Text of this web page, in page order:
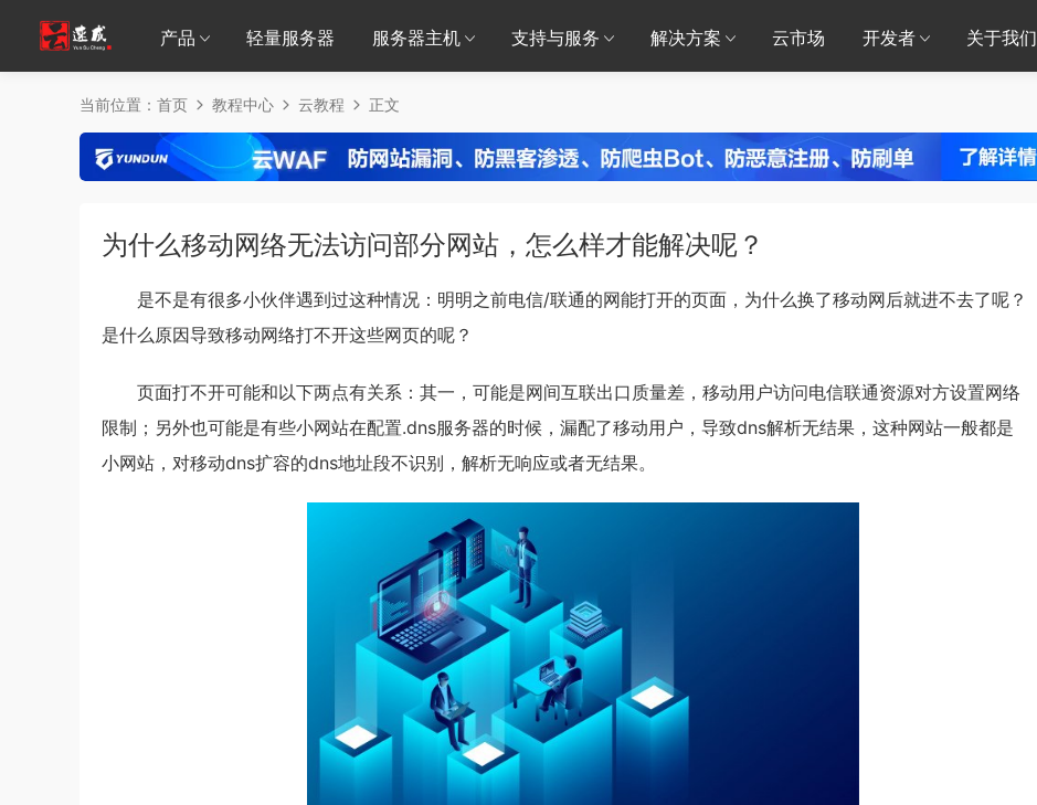
产品 轻量服务器 服务器主机 支持与服务 解决方案 云市场 开发者 关于我们
当前位置： 首页 教程中心 云教程 正文
为什么移动网络无法访问部分网站，怎么样才能解决呢？
是不是有很多小伙伴遇到过这种情况：明明之前电信/联通的网能打开的页面，为什么换了移动网后就进不去了呢？
是什么原因导致移动网络打不开这些网页的呢？
页面打不开可能和以下两点有关系：其一，可能是网间互联出口质量差，移动用户访问电信联通资源对方设置网络
限制；另外也可能是有些小网站在配置.dns服务器的时候，漏配了移动用户，导致dns解析无结果，这种网站一般都是
小网站，对移动dns扩容的dns地址段不识别，解析无响应或者无结果。